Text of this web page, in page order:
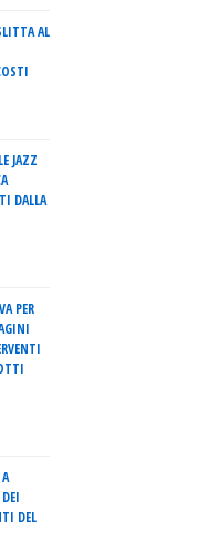
AL
JAZZ
DALLA
PER
DEL